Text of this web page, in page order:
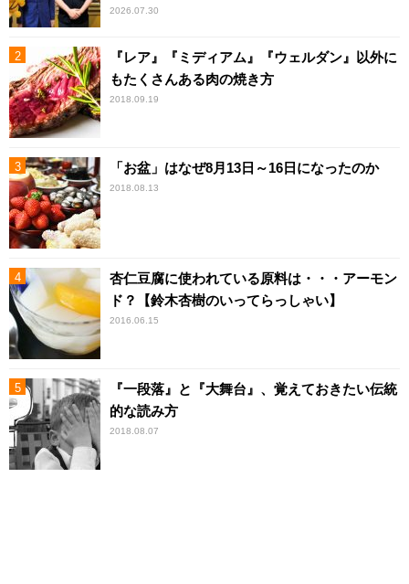
2026.07.30
『レア』『ミディアム』『ウェルダン』以外に
もたくさんある肉の焼き方
2018.09.19
「お盆」はなぜ8月13日～16日になったのか
2018.08.13
杏仁豆腐に使われている原料は・・・アーモン
ド？【鈴木杏樹のいってらっしゃい】
2016.06.15
『一段落』と『大舞台』、覚えておきたい伝統
的な読み方
2018.08.07